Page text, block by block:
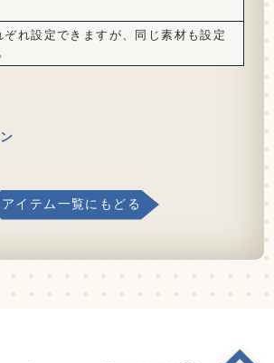
ぞれ設定できますが、同じ素材も設定
アイテム一覧にもどる